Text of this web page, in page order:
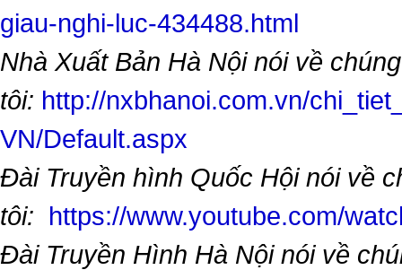
giau-nghi-luc-434488.html
Nhà Xuất Bản Hà Nội nói về chúng
tôi: http://nxbhanoi.com.vn/
VN/Default.aspx
Đài Truyền hình Quốc Hội nói về
tôi: https://www.youtube.com/
Đài Truyền Hình Hà Nội nói về